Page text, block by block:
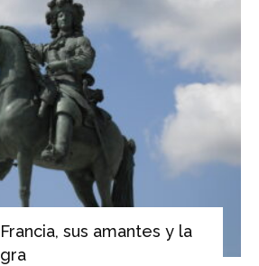
sus amantes y la